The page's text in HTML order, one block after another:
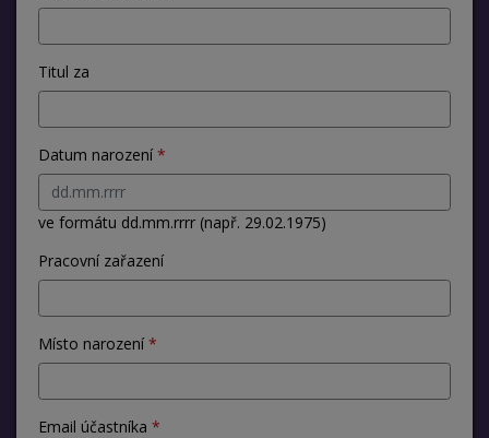
Titul za
Datum narození
ve formátu dd.mm.rrrr (např. 29.02.1975)
Pracovní zařazení
Místo narození
Email účastníka